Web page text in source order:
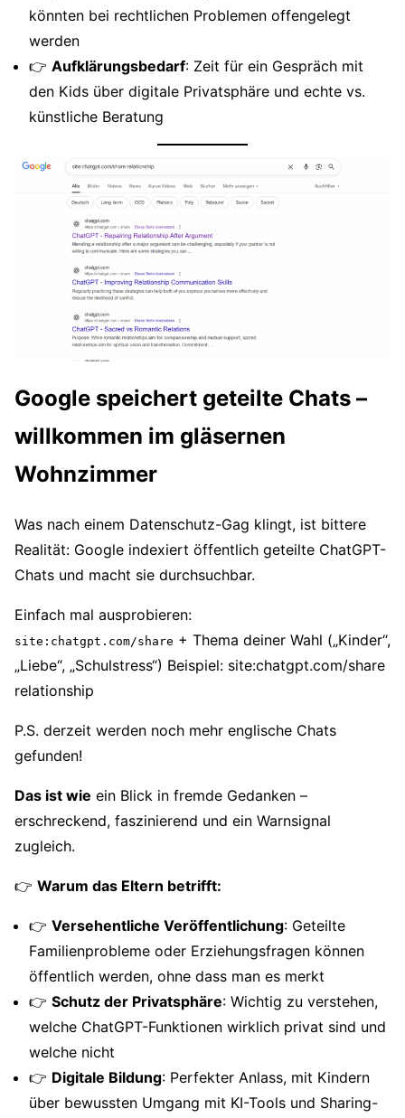
könnten bei rechtlichen Problemen offengelegt
werden
👉 Aufklärungsbedarf: Zeit für ein Gespräch mit
den Kids über digitale Privatsphäre und echte vs.
künstliche Beratung
Google speichert geteilte Chats –
willkommen im gläsernen
Wohnzimmer
Was nach einem Datenschutz-Gag klingt, ist bittere
Realität: Google indexiert öffentlich geteilte ChatGPT-
Chats und macht sie durchsuchbar.
Einfach mal ausprobieren:
site:chatgpt.com/share + Thema deiner Wahl („Kinder“,
„Liebe“, „Schulstress“) Beispiel: site:chatgpt.com/share
relationship
P.S. derzeit werden noch mehr englische Chats
gefunden!
Das ist wie ein Blick in fremde Gedanken –
erschreckend, faszinierend und ein Warnsignal
zugleich.
👉 Warum das Eltern betrifft:
👉 Versehentliche Veröffentlichung: Geteilte
Familienprobleme oder Erziehungsfragen können
öffentlich werden, ohne dass man es merkt
👉 Schutz der Privatsphäre: Wichtig zu verstehen,
welche ChatGPT-Funktionen wirklich privat sind und
welche nicht
👉 Digitale Bildung: Perfekter Anlass, mit Kindern
über bewussten Umgang mit KI-Tools und Sharing-